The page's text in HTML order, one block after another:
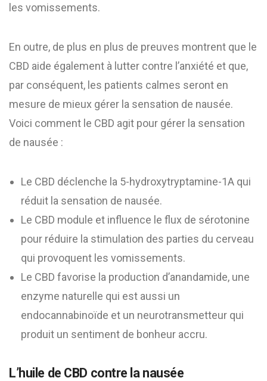
les vomissements.
En outre, de plus en plus de preuves montrent que le
CBD aide également à lutter contre l’anxiété et que,
par conséquent, les patients calmes seront en
mesure de mieux gérer la sensation de nausée.
Voici comment le CBD agit pour gérer la sensation
de nausée :
Le CBD déclenche la 5-hydroxytryptamine-1A qui
réduit la sensation de nausée.
Le CBD module et influence le flux de sérotonine
pour réduire la stimulation des parties du cerveau
qui provoquent les vomissements.
Le CBD favorise la production d’anandamide, une
enzyme naturelle qui est aussi un
endocannabinoïde et un neurotransmetteur qui
produit un sentiment de bonheur accru.
L’huile de CBD contre la nausée